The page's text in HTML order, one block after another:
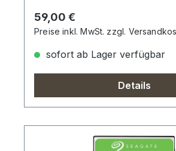
Regulärer Preis:
59,00 €
Preise inkl. MwSt. zzgl.
sofort ab Lager verfügbar
Details